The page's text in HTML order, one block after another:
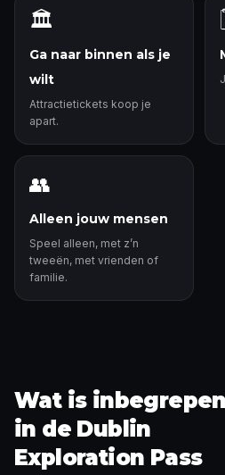
🏛️
Ga naar binnen als je
wilt
Attractietickets koop je
apart.
👥
Alleen jouw mensen
Speel alleen, met z’n
tweeën, met vrienden of
familie.
Wat is inbegrepen
in de Dublin
Exploration Pass